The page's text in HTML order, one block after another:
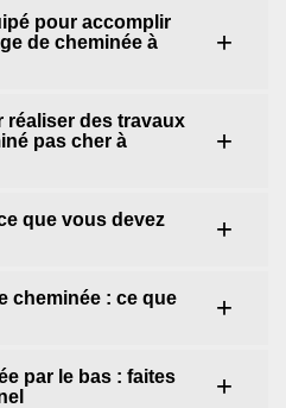
pour accomplir
de cheminée à
des travaux
pas cher à
que vous devez
cheminée : ce que
par le bas : faites